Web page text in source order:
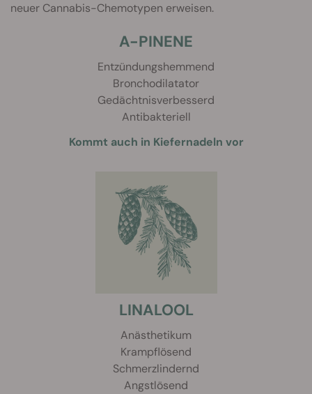
neuer Cannabis-Chemotypen erweisen.
A-PINENE
Entzündungshemmend
Bronchodilatator
Gedächtnisverbesserd
Antibakteriell
Kommt auch in Kiefernadeln vor
LINALOOL
Anästhetikum
Krampflösend
Schmerzlindernd
Angstlösend